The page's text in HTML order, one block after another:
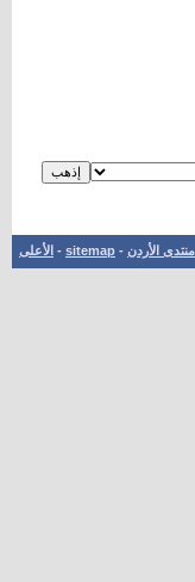
منتدى الأردن -
sitemap
- الأعلى